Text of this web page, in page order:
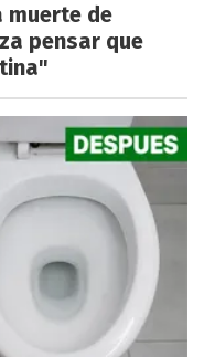
muerte de
pensar que